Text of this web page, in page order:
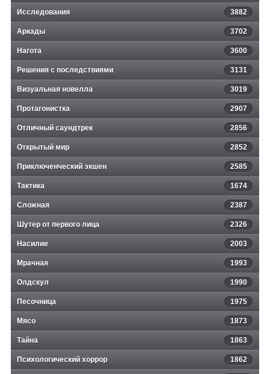
Исследования 3882
Аркады 3702
Нагота 3600
Решения с последствиями 3131
Визуальная новелла 3019
Протагонистка 2907
Отличный саундтрек 2856
Открытый мир 2852
Приключенческий экшен 2585
Тактика 1674
Сложная 2387
Шутер от первого лица 2326
Насилие 2003
Мрачная 1993
Олдскул 1990
Песочница 1975
Мясо 1873
Тайна 1863
Психологический хоррор 1862